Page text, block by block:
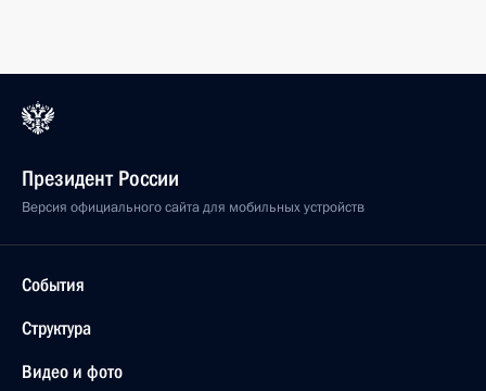
Президент России
Версия официального сайта для мобильных устройств
События
Структура
Видео и фото